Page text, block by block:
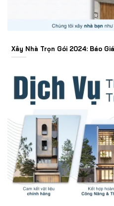
Xây Nhà Trọn Gói 2024: Báo